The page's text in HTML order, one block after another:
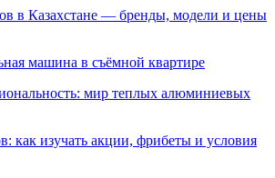
в Казахстане — бренды, модели и цены
машина в съёмной квартире
мир теплых алюминиевых
как изучать акции, фрибеты и условия